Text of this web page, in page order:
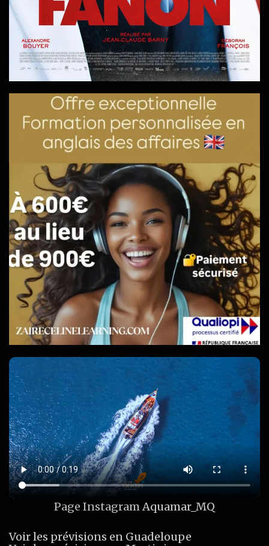
Page InstagramAquamar_MQ
Voir les prévisions en Guadeloupe